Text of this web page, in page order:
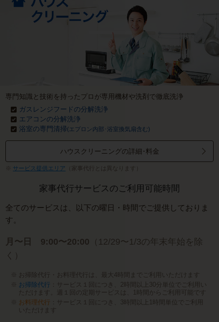
専門知識と技術を持ったプロが専用機材や洗剤で徹底洗浄
ガスレンジフードの分解洗浄
エアコンの分解洗浄
浴室の専門清掃(エプロン内部･浴室換気扇含む)
ハウスクリーニングの詳細･料金
サービス提供エリア （家事代行とは異なります）
家事代行サービスのご利用可能時間
全てのサービスは、以下の曜日・時間でご提供しておりま
す。
月〜日 9:00〜20:00 （12/29〜1/3の年末年始を除
く）
お掃除代行・お料理代行は、最大4時間までご利用いただけます
お掃除代行 ：サービス１回につき、2時間以上30分単位でご利用い
ただけます。週１回の定期サービスは、1時間からご利用可能です
お料理代行 ：サービス１回につき、3時間以上1時間単位でご利用
いただけます